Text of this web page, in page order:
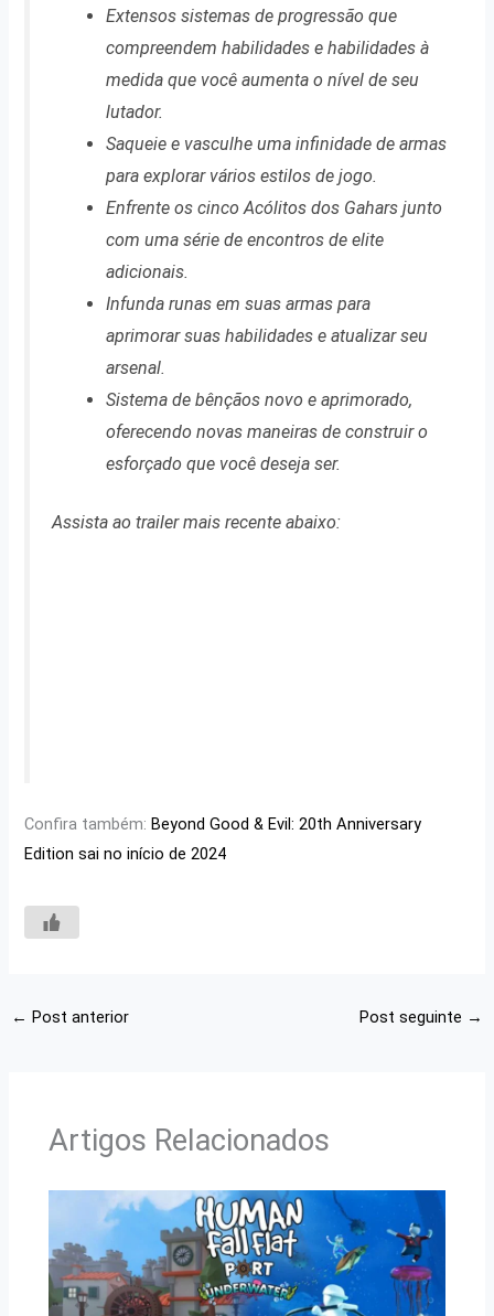
Extensos sistemas de progressão que
compreendem habilidades e habilidades à
medida que você aumenta o nível de seu
lutador.
Saqueie e vasculhe uma infinidade de armas
para explorar vários estilos de jogo.
Enfrente os cinco Acólitos dos Gahars junto
com uma série de encontros de elite
adicionais.
Infunda runas em suas armas para
aprimorar suas habilidades e atualizar seu
arsenal.
Sistema de bênçãos novo e aprimorado,
oferecendo novas maneiras de construir o
esforçado que você deseja ser.
Assista ao trailer mais recente abaixo:
Confira também:Beyond Good & Evil: 20th Anniversary
Edition sai no início de 2024
← Post anterior Post seguinte →
Artigos Relacionados